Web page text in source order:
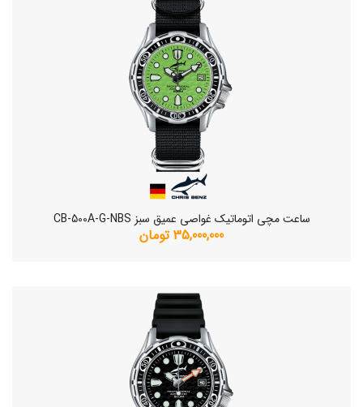
ساعت مچی اتوماتیک غواصی عمیق سبز CB-500A-G-NBS
35,000,000 تومان